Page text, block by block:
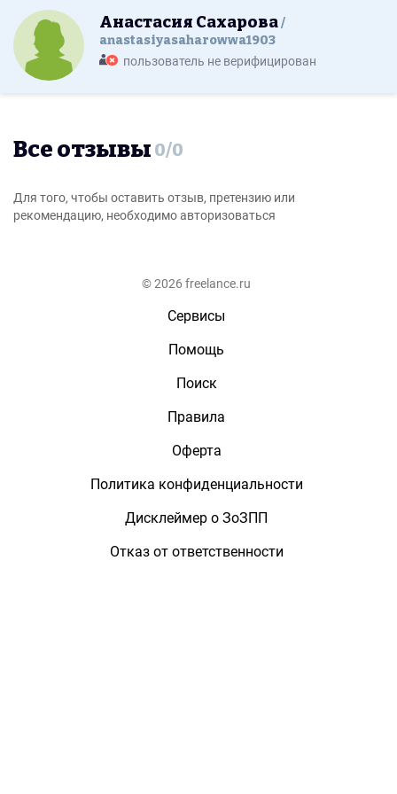
Анастасия Сахарова
anastasiyasaharowwa1903
пользователь не верифицирован
Все отзывы 0/0
Для того, чтобы оставить отзыв, претензию или
рекомендацию, необходимо авторизоваться
© 2026 freelance.ru
Сервисы
Помощь
Поиск
Правила
Оферта
Политика конфиденциальности
Дисклеймер о ЗоЗПП
Отказ от ответственности